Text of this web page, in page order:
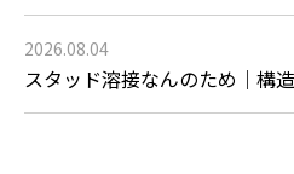
2026.08.04
スタッド溶接なんのため｜構